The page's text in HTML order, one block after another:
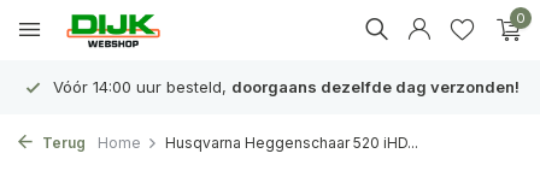
0
Vóór 14:00 uur besteld, doorgaans dezelfde dag verzonden!
Terug Home Husqvarna Heggenschaar 520 iHD...